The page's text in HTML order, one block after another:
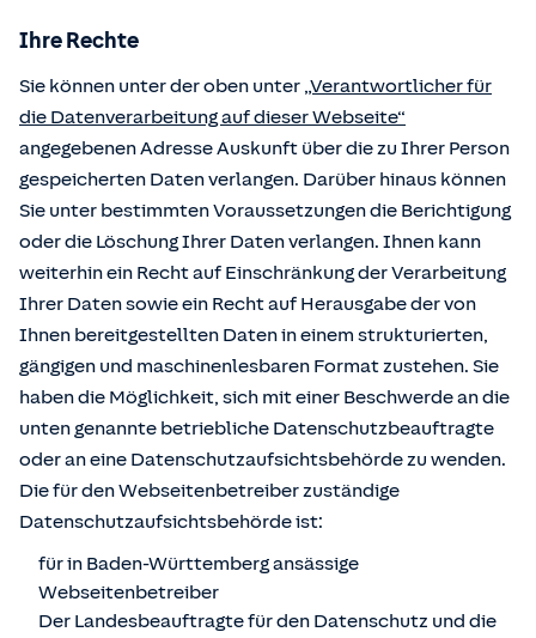
Ihre Rechte
Sie können unter der oben unter „Verantwortlicher für
die Datenverarbeitung auf dieser Webseite“
angegebenen Adresse Auskunft über die zu Ihrer Person
gespeicherten Daten verlangen. Darüber hinaus können
Sie unter bestimmten Voraussetzungen die Berichtigung
oder die Löschung Ihrer Daten verlangen. Ihnen kann
weiterhin ein Recht auf Einschränkung der Verarbeitung
Ihrer Daten sowie ein Recht auf Herausgabe der von
Ihnen bereitgestellten Daten in einem strukturierten,
gängigen und maschinenlesbaren Format zustehen. Sie
haben die Möglichkeit, sich mit einer Beschwerde an die
unten genannte betriebliche Datenschutzbeauftragte
oder an eine Datenschutzaufsichtsbehörde zu wenden.
Die für den Webseitenbetreiber zuständige
Datenschutzaufsichtsbehörde ist:
für in Baden-Württemberg ansässige
Webseitenbetreiber
Der Landesbeauftragte für den Datenschutz und die